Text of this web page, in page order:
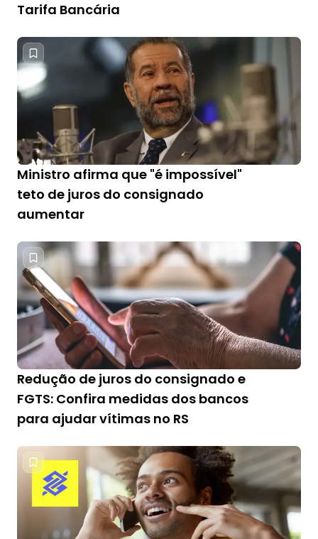
Tarifa Bancária
Ministro afirma que "é impossível"
teto de juros do consignado
aumentar
Redução de juros do consignado e
FGTS: Confira medidas dos bancos
para ajudar vítimas no RS